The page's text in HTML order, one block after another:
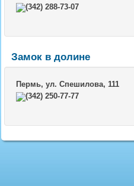
(342) 288-73-07
Замок в долине
Пермь, ул. Спешилова, 111
(342) 250-77-77